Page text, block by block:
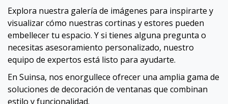
Explora nuestra galería de imágenes para inspirarte y
visualizar cómo nuestras cortinas y estores pueden
embellecer tu espacio. Y si tienes alguna pregunta o
necesitas asesoramiento personalizado, nuestro
equipo de expertos está listo para ayudarte.
En Suinsa, nos enorgullece ofrecer una amplia gama de
soluciones de decoración de ventanas que combinan
estilo y funcionalidad.